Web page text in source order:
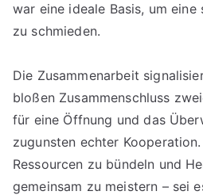
war eine ideale Basis, um
zu schmieden.
Die Zusammenarbeit
bloßen Zusammenschluss
für eine Öffnung und das
zugunsten echter
Ressourcen zu bündeln und
gemeinsam zu meistern – sei